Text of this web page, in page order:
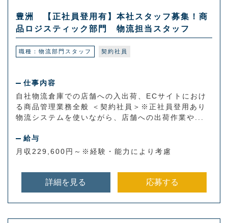
豊洲 【正社員登用有】本社スタッフ募集！商
品ロジスティック部門 物流担当スタッフ
職種：物流部門スタッフ 契約社員
仕事内容
自社物流倉庫での店舗への入出荷、ECサイトにおけ
る商品管理業務全般 ＜契約社員＞※正社員登用あり
物流システムを使いながら、店舗への出荷作業や...
給与
月収229,600円～※経験・能力により考慮
詳細を見る 応募する